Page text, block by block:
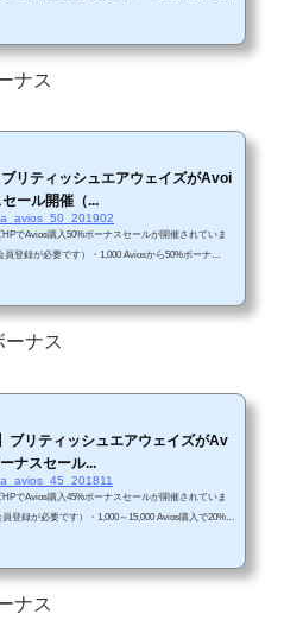
購入時の単価は約2.06円/Avios（※112円/ドル換
で・200,000 Aviosまで購入可能（50%ボーナスを含
ナス
ブリティッシュエアウェイズがAvoi
ール開催（...
でAvios購入50%ボーナスセールが開催されていま
登録が必要です）・1,000 Aviosから50%ボーナ
時の単価は約2.03円/Avios（※110円/ドル換算）・201
Aviosまで購入可能（50%ボーナスを含めると、合
ナス
ブリティッシュエアウェイズがAv
ナスセール...
でAvios購入45%ボーナスセールが開催されていま
登録が必要です）・1,000～15,000 Avios購入で20%ボ
（最大2.2円/Avios）（※115円/ドル換算）・2018年1
用可能（ただし、最大5営業日かかる可能性あ
ナス